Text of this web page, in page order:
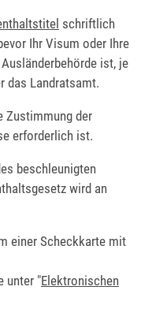
schriftlich
Ihr Visum oder Ihre
ist, je
das Landratsamt.
Zustimmung der
erforderlich ist.
beschleunigten
wird an
einer Scheckkarte mit
unter "Elektronischen